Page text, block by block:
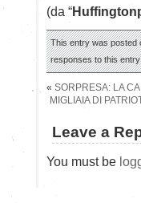
(da “
This entry was posted
responses to this
« SORPRESA: LA
MIGLIAIA DI
Leave a
You must be